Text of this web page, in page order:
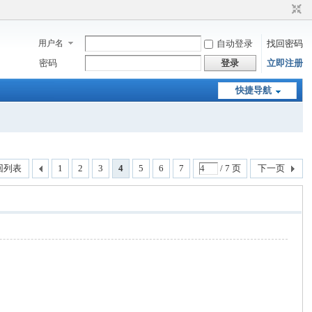
用户名 自动登录
找回密码
密码
登录 立即注册
快捷导航
1 2 3 4 5 6 7 / 7 页 下一页
列表